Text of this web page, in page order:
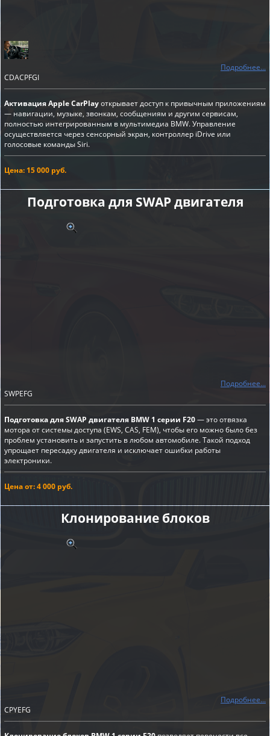
Подробнее...
CDACPFGI
Активация Apple CarPlayоткрывает доступ к привычным приложениям
— навигации, музыке, звонкам, сообщениям и другим сервисам,
полностью интегрированным в мультимедиа BMW. Управление
осуществляется через сенсорный экран, контроллер iDrive или
голосовые команды Siri.
Цена: 15 000 руб.
Подготовка для SWAP двигателя
Подробнее...
SWPEFG
Подготовка для SWAP двигателя BMW 1 серии F20— это отвязка
мотора от системы доступа (EWS, CAS, FEM), чтобы его можно было без
проблем установить и запустить в любом автомобиле. Такой подход
упрощает пересадку двигателя и исключает ошибки работы
электроники.
Цена от: 4 000 руб.
Клонирование блоков
Подробнее...
CPYEFG